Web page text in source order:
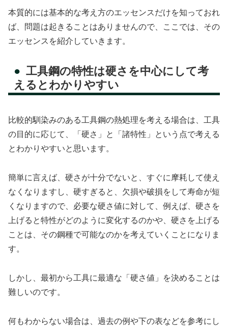
本質的には基本的な考え方のエッセンスだけを知っておれ
ば、問題は起きることはありませんので、ここでは、その
エッセンスを紹介していきます。
工具鋼の特性は硬さを中心にして考
えるとわかりやすい
比較的馴染みのある工具鋼の熱処理を考える場合は、工具
の目的に応じて、「硬さ」と「諸特性」という点で考える
とわかりやすいと思います。
簡単に言えば、硬さが十分でないと、すぐに摩耗して使え
なくなりますし、硬すぎると、欠損や破損をして寿命が短
くなりますので、必要な硬さ値に対して、例えば、硬さを
上げると特性がどのように変化するのかや、硬さを上げる
ことは、その鋼種で可能なのかを考えていくことになりま
す。
しかし、最初から工具に最適な「硬さ値」を決めることは
難しいのです。
何もわからない場合は、過去の例や下の表などを参考にし